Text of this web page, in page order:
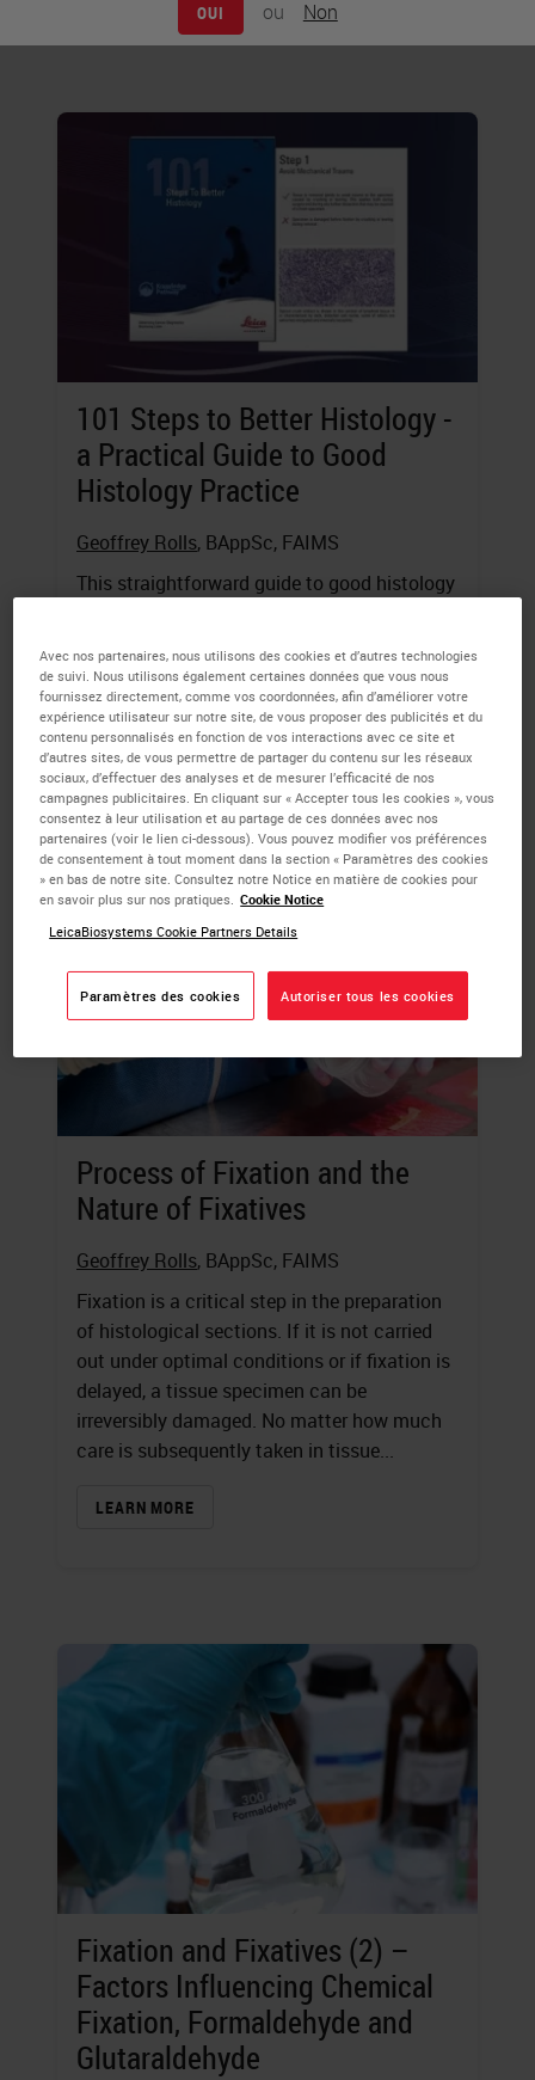
OUI ou Non
101 Steps to Better Histology -
a Practical Guide to Good
Histology Practice
Geoffrey Rolls, BAppSc, FAIMS
This straightforward guide to good histology
avoid common errors.
LEARN MORE
Process of Fixation and the
Nature of Fixatives
Geoffrey Rolls, BAppSc, FAIMS
Fixation is a critical step in the preparation
of histological sections. If it is not carried
out under optimal conditions or if fixation is
delayed, a tissue specimen can be
irreversibly damaged. No matter how much
care is subsequently taken in tissue...
LEARN MORE
Fixation and Fixatives (2) –
Factors Influencing Chemical
Fixation, Formaldehyde and
Glutaraldehyde
Avec nos partenaires, nous utilisons des cookies et d’autres technologies
de suivi. Nous utilisons également certaines données que vous nous
fournissez directement, comme vos coordonnées, afin d’améliorer votre
expérience utilisateur sur notre site, de vous proposer des publicités et du
contenu personnalisés en fonction de vos interactions avec ce site et
d’autres sites, de vous permettre de partager du contenu sur les réseaux
sociaux, d’effectuer des analyses et de mesurer l’efficacité de nos
campagnes publicitaires. En cliquant sur « Accepter tous les cookies », vous
consentez à leur utilisation et au partage de ces données avec nos
partenaires (voir le lien ci-dessous). Vous pouvez modifier vos préférences
de consentement à tout moment dans la section « Paramètres des cookies
» en bas de notre site. Consultez notre Notice en matière de cookies pour
en savoir plus sur nos pratiques.
Cookie Notice
LeicaBiosystems Cookie Partners Details
Paramètres des cookies Autoriser tous les cookies